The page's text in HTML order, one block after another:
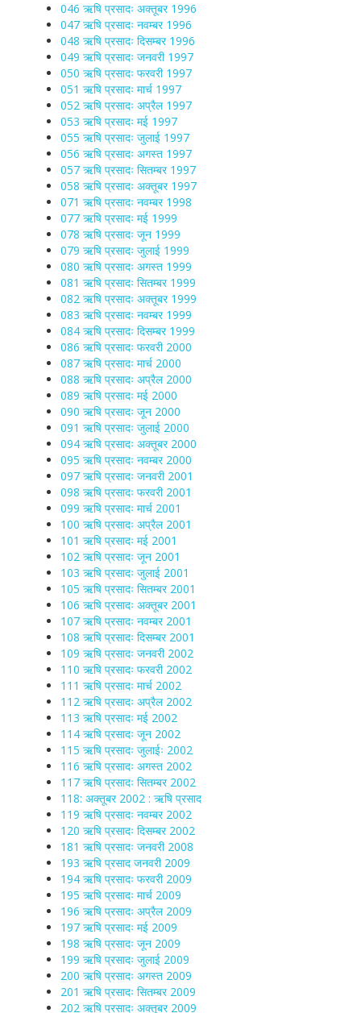
046 ऋषि प्रसादः अक्तूबर 1996
047 ऋषि प्रसादः नवम्बर 1996
048 ऋषि प्रसादः दिसम्बर 1996
049 ऋषि प्रसादः जनवरी 1997
050 ऋषि प्रसादः फरवरी 1997
051 ऋषि प्रसादः मार्च 1997
052 ऋषि प्रसादः अप्रैल 1997
053 ऋषि प्रसादः मई 1997
055 ऋषि प्रसादः जुलाई 1997
056 ऋषि प्रसादः अगस्त 1997
057 ऋषि प्रसादः सितम्बर 1997
058 ऋषि प्रसादः अक्तूबर 1997
071 ऋषि प्रसादः नवम्बर 1998
077 ऋषि प्रसादः मई 1999
078 ऋषि प्रसादः जून 1999
079 ऋषि प्रसादः जुलाई 1999
080 ऋषि प्रसादः अगस्त 1999
081 ऋषि प्रसादः सितम्बर 1999
082 ऋषि प्रसादः अक्तूबर 1999
083 ऋषि प्रसादः नवम्बर 1999
084 ऋषि प्रसादः दिसम्बर 1999
086 ऋषि प्रसादः फरवरी 2000
087 ऋषि प्रसादः मार्च 2000
088 ऋषि प्रसादः अप्रैल 2000
089 ऋषि प्रसादः मई 2000
090 ऋषि प्रसादः जून 2000
091 ऋषि प्रसादः जुलाई 2000
094 ऋषि प्रसादः अक्तूबर 2000
095 ऋषि प्रसादः नवम्बर 2000
097 ऋषि प्रसादः जनवरी 2001
098 ऋषि प्रसादः फरवरी 2001
099 ऋषि प्रसादः मार्च 2001
100 ऋषि प्रसादः अप्रैल 2001
101 ऋषि प्रसादः मई 2001
102 ऋषि प्रसादः जून 2001
103 ऋषि प्रसादः जुलाई 2001
105 ऋषि प्रसादः सितम्बर 2001
106 ऋषि प्रसादः अक्तूबर 2001
107 ऋषि प्रसादः नवम्बर 2001
108 ऋषि प्रसादः दिसम्बर 2001
109 ऋषि प्रसादः जनवरी 2002
110 ऋषि प्रसादः फरवरी 2002
111 ऋषि प्रसादः मार्च 2002
112 ऋषि प्रसादः अप्रैल 2002
113 ऋषि प्रसादः मई 2002
114 ऋषि प्रसादः जून 2002
115 ऋषि प्रसादः जुलाईः 2002
116 ऋषि प्रसादः अगस्त 2002
117 ऋषि प्रसादः सितम्बर 2002
118: अक्तूबर 2002 : ऋषि प्रसाद
119 ऋषि प्रसादः नवम्बर 2002
120 ऋषि प्रसादः दिसम्बर 2002
181 ऋषि प्रसादः जनवरी 2008
193 ऋषि प्रसाद जनवरी 2009
194 ऋषि प्रसादः फरवरी 2009
195 ऋषि प्रसादः मार्च 2009
196 ऋषि प्रसादः अप्रैल 2009
197 ऋषि प्रसादः मई 2009
198 ऋषि प्रसादः जून 2009
199 ऋषि प्रसादः जुलाई 2009
200 ऋषि प्रसादः अगस्त 2009
201 ऋषि प्रसादः सितम्बर 2009
202 ऋषि प्रसादः अक्तूबर 2009